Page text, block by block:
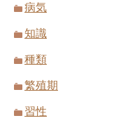
病気
知識
種類
繁殖期
習性